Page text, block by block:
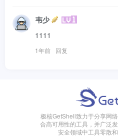
韦少
1111
1年前 回复
极核GetShell致力于分享网
合高可用性的工具，并广泛
安全领域中工具零散